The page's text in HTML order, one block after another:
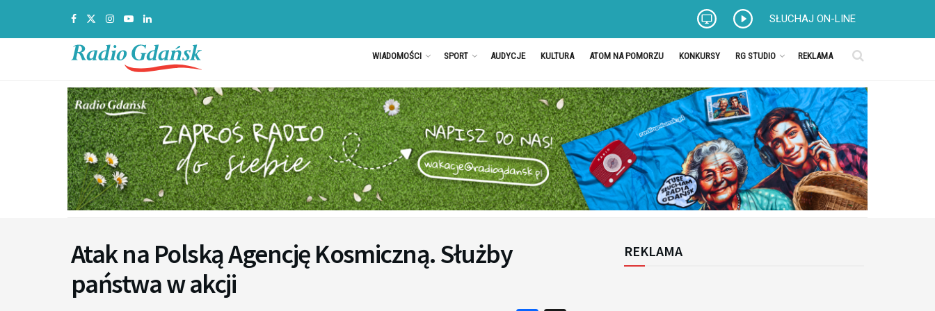
SŁUCHAJ ON-LINE
WIADOMOŚCI SPORT AUDYCJE KULTURA ATOM NA POMORZU KONKURSY RG STUDIO REKLAMA
Atak na Polską Agencję Kosmiczną. Służby
państwa w akcji
REKLAMA